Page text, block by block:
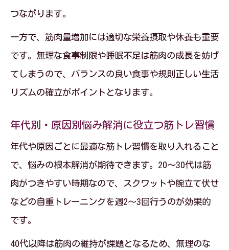
つながります。
一方で、筋肉量増加には適切な栄養摂取や休養も重要
です。無理な食事制限や睡眠不足は筋肉の成長を妨げ
てしまうので、バランスの良い食事や規則正しい生活
リズムの確立がポイントとなります。
年代別・原因別悩み解消に役立つ筋トレ習慣
年代や原因ごとに最適な筋トレ習慣を取り入れること
で、悩みの根本解消が期待できます。20〜30代は筋
肉がつきやすい時期なので、スクワットや腕立て伏せ
などの自重トレーニングを週2〜3回行うのが効果的
です。
40代以降は筋肉の維持が課題となるため、無理のな